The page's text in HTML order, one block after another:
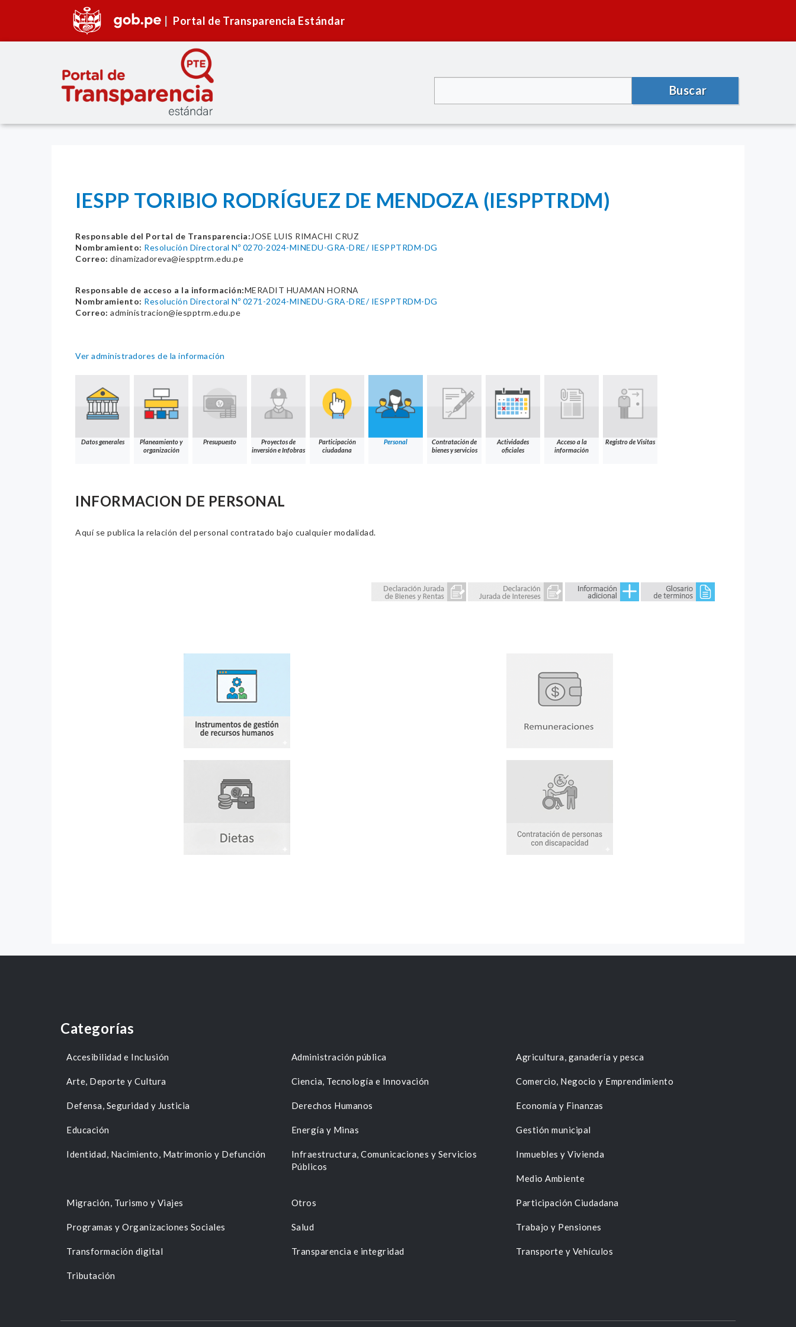
Portal de Transparencia Estándar
Buscar
IESPP TORIBIO RODRÍGUEZ DE MENDOZA (IESPPTRDM)
Responsable del Portal de Transparencia: JOSE LUIS RIMACHI CRUZ
Nombramiento: Resolución Directoral Nº 0270-2024-MINEDU-GRA-DRE/ IESPPTRDM-DG
Correo: dinamizadoreva@iespptrm.edu.pe
Responsable de acceso a la información:MERADIT HUAMAN HORNA
Nombramiento: Resolución Directoral Nº 0271-2024-MINEDU-GRA-DRE/ IESPPTRDM-DG
Correo: administracion@iespptrm.edu.pe
Ver administradores de la información
Datos generales
Planeamiento y
organización
Presupuesto
Proyectos de
inversión e Infobras
Participación
ciudadana
Personal
Contratación de
bienes y servicios
Actividades
oficiales
Acceso a la
información
Registro de Visitas
INFORMACION DE PERSONAL
Aquí se publica la relación del personal contratado bajo cualquier modalidad.
Categorías
Accesibilidad e Inclusión Administración pública Agricultura, ganadería y pesca
Arte, Deporte y Cultura Ciencia, Tecnología e Innovación Comercio, Negocio y Emprendimiento
Defensa, Seguridad y Justicia Derechos Humanos Economía y Finanzas
Educación Energía y Minas Gestión municipal
Identidad, Nacimiento, Matrimonio y Defunción
Infraestructura, Comunicaciones y Servicios
Públicos
Inmuebles y Vivienda
Medio Ambiente
Migración, Turismo y Viajes Otros Participación Ciudadana
Programas y Organizaciones Sociales Salud Trabajo y Pensiones
Transformación digital Transparencia e integridad Transporte y Vehículos
Tributación